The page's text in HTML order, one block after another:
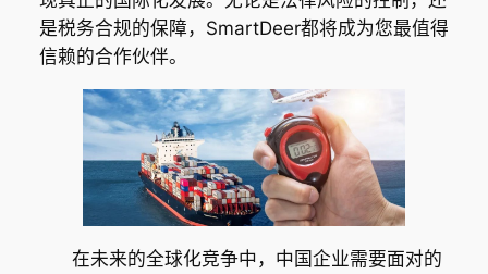
是税务合规的保障，SmartDeer都将成为您最值得
信赖的合作伙伴。
在未来的全球化竞争中，中国企业需要面对的